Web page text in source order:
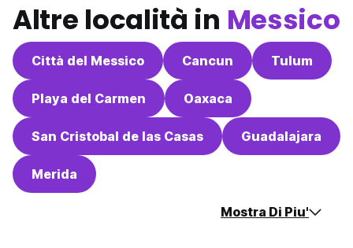
Altre località in Messico
Città del Messico Cancun Tulum
Playa del Carmen Oaxaca
San Cristobal de las Casas Guadalajara
Merida
Mostra Di Piu'